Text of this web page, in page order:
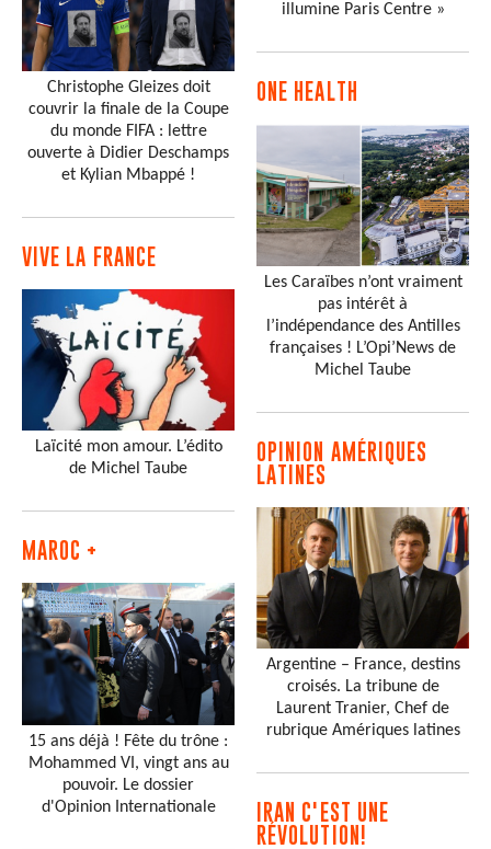
Christophe Gleizes doit
couvrir la finale de la Coupe
du monde FIFA : lettre
ouverte à Didier Deschamps
et Kylian Mbappé !
VIVE LA FRANCE
Laïcité mon amour. L’édito
de Michel Taube
MAROC +
15 ans déjà ! Fête du trône :
Mohammed VI, vingt ans au
pouvoir. Le dossier
d'Opinion Internationale
illumine Paris Centre »
ONE HEALTH
Les Caraïbes n’ont vraiment
pas intérêt à
l’indépendance des Antilles
françaises ! L’Opi’News de
Michel Taube
OPINION AMÉRIQUES
LATINES
Argentine – France, destins
croisés. La tribune de
Laurent Tranier, Chef de
rubrique Amériques latines
IRAN C'EST UNE
RÉVOLUTION!